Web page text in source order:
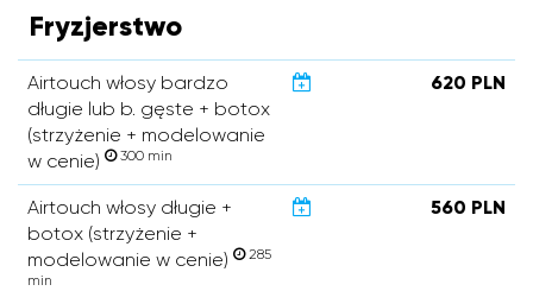
Fryzjerstwo
Airtouch włosy bardzo
długie lub b. gęste + botox
(strzyżenie + modelowanie
w cenie)
300 min
620 PLN
Airtouch włosy długie +
botox (strzyżenie +
modelowanie w cenie)
285
min
560 PLN